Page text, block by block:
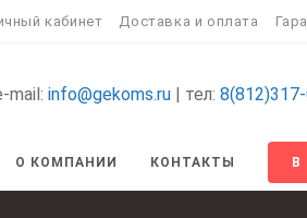
кабинет Доставка и оплата
mail: info@gekoms.ru | тел:
О КОМПАНИИ КОНТАКТЫ В